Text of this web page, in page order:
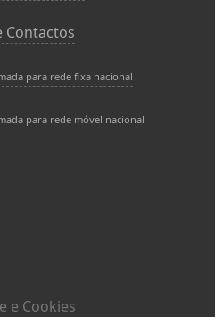
Contactos
para rede fixa nacional
para rede móvel nacional
e Cookies